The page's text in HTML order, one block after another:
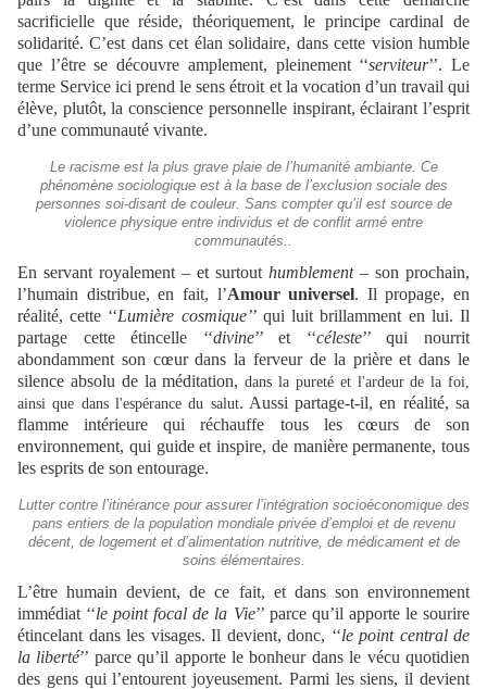
sacrificielle que réside, théoriquement, le principe cardinal de
solidarité. C’est dans cet élan solidaire, dans cette vision humble
que l’être se découvre amplement, pleinement ‘‘serviteur’’. Le
terme Service ici prend le sens étroit et la vocation d’un travail qui
élève, plutôt, la conscience personnelle inspirant, éclairant l’esprit
d’une communauté vivante.
Le racisme est la plus grave plaie de l’humanité ambiante. Ce
phénomène sociologique est à la base de l’exclusion sociale des
personnes soi-disant de couleur. Sans compter qu’il est source de
violence physique entre individus et de conflit armé entre
communautés..
En servant royalement – et surtout humblement– son prochain,
l’humain distribue, en fait, l’Amour universel. Il propage, en
réalité, cette ‘‘Lumière cosmique’’ qui luit brillamment en lui. Il
partage cette étincelle ‘‘divine’’ et ‘‘céleste’’ qui nourrit
abondamment son cœur dans la ferveur de la prière et dans le
silence absolu de la méditation,dans la pureté et l'ardeur de la foi,
ainsi que dans l'espérance du salut. Aussi partage-t-il, en réalité, sa
flamme intérieure qui réchauffe tous les cœurs de son
environnement, qui guide et inspire, de manière permanente, tous
les esprits de son entourage.
Lutter contre l’itinérance pour assurer l’intégration socioéconomique des
pans entiers de la population mondiale privée d’emploi et de revenu
décent, de logement et d’alimentation nutritive, de médicament et de
soins élémentaires.
L’être humain devient, de ce fait, et dans son environnement
immédiat ‘‘le point focal de la Vie’’ parce qu’il apporte le sourire
étincelant dans les visages. Il devient, donc, ‘‘le point central de
la liberté’’ parce qu’il apporte le bonheur dans le vécu quotidien
des gens qui l’entourent joyeusement. Parmi les siens, il devient